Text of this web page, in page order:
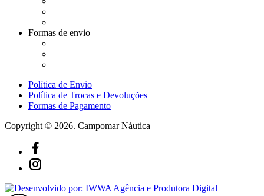
Formas de envio
Política de Envio
Política de Trocas e Devoluções
Formas de Pagamento
Copyright © 2026. Campomar Náutica